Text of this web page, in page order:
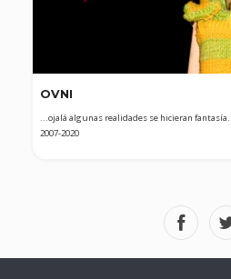
OVNI
...ojalá algunas realidades se hicieran fantasía...
2007-2020